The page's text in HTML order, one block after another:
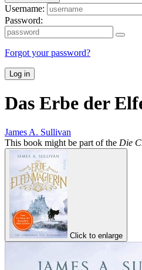
Username:
Password:
Forgot your password?
Log in
Das Erbe der
James A. Sullivan
This book might be part of the Die
Click to enlarge